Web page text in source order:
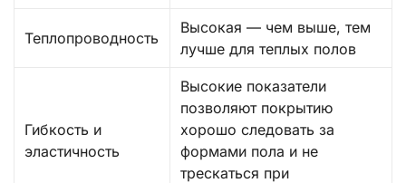
Теплопроводность
Высокая — чем выше, тем
лучше для теплых полов
Гибкость и
эластичность
Высокие показатели
позволяют покрытию
хорошо следовать за
формами пола и не
трескаться при